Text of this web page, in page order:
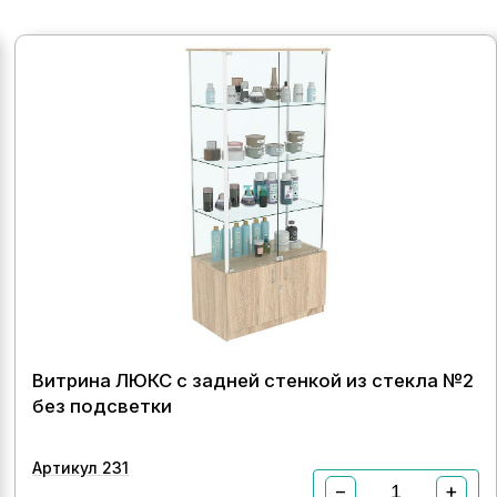
Витрина ЛЮКС с задней стенкой из стекла №2
без подсветки
Артикул 231
− +